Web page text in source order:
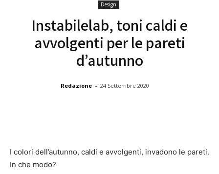
Design
Instabilelab, toni caldi e
avvolgenti per le pareti
d’autunno
Redazione - 24 Settembre 2020
I colori dell’autunno, caldi e avvolgenti, invadono le pareti.
In che modo?